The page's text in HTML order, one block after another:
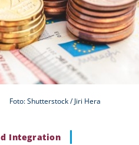
Foto: Shutterstock / Jiri Hera
Integration